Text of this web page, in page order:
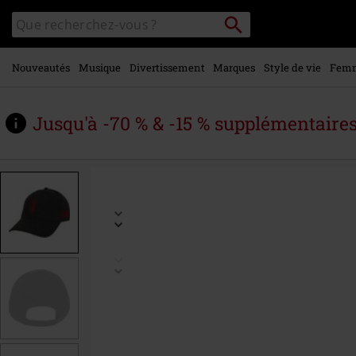
contenu
principal
Rechercher
sur
le
catalogue
Rechercher
Nouveautés Musique Divertissement Marques Style de vie
Jusqu'à -70 % & -15 %
www.large.be/fr/p/amplified-
565261St.html